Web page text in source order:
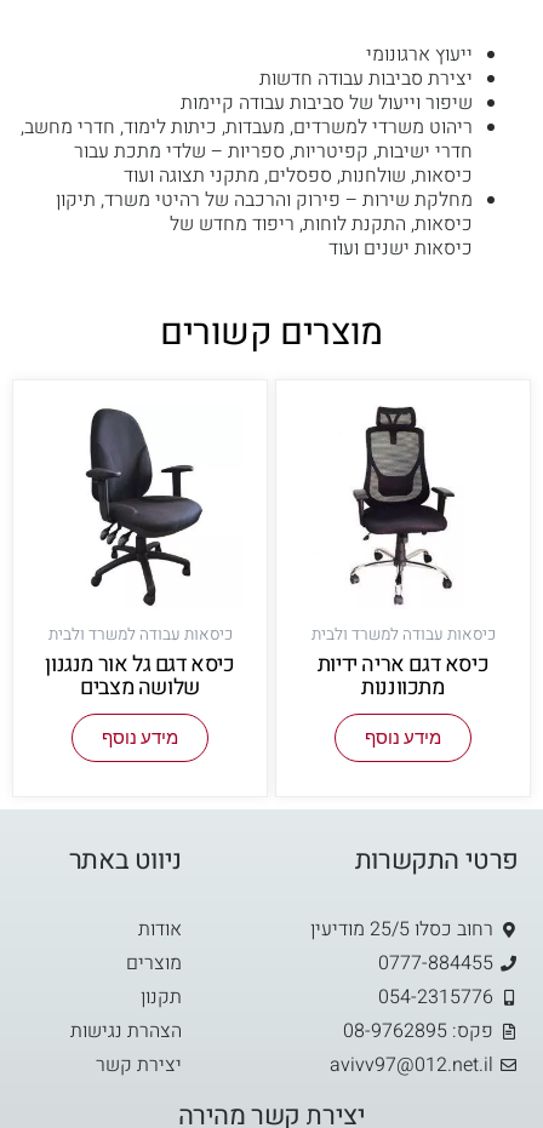
מוצרים קשורים
כיסאות עבודה למשרד ולבית
כיסא דגם אריה ידיות
מתכווננות
מידע נוסף
כיסאות עבודה למשרד ולבית
כיסא דגם גל אור מנגנון
שלושה מצבים
מידע נוסף
ייעוץ ארגונומי
יצירת סביבות עבודה חדשות
שיפור וייעול של סביבות עבודה קיימות
ריהוט משרדי למשרדים, מעבדות, כיתות לימוד, חדרי מחשב,
חדרי ישיבות, קפיטריות, ספריות – שלדי מתכת עבור
כיסאות, שולחנות, ספסלים, מתקני תצוגה ועוד
מחלקת שירות – פירוק והרכבה של רהיטי משרד, תיקון
כיסאות, התקנת לוחות, ריפוד מחדש של
כיסאות ישנים ועוד
פרטי התקשרות
רחוב כסלו 25/5 מודיעין
0777-884455
054-2315776
פקס: 08-9762895
avivv97@012.net.il
ניווט באתר
אודות
מוצרים
תקנון
הצהרת נגישות
יצירת קשר
יצירת קשר מהירה